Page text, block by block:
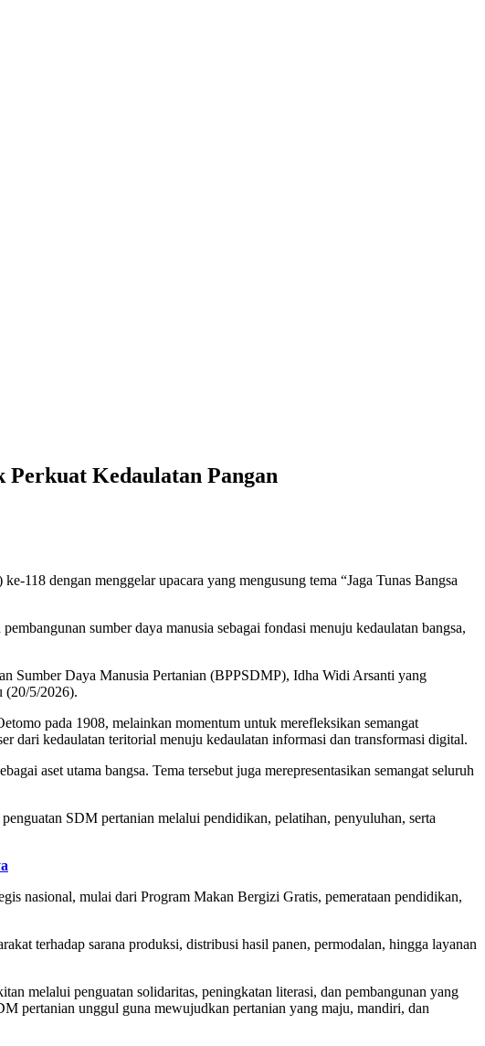
Perkuat Kedaulatan Pangan
dengan menggelar upacara yang mengusung tema “Jaga Tunas Bangsa
sumber daya manusia sebagai fondasi menuju kedaulatan bangsa,
Sumber Daya Manusia Pertanian (BPPSDMP), Idha Widi Arsanti yang
(20/5/2026).
pada 1908, melainkan momentum untuk merefleksikan semangat
dari kedaulatan teritorial menuju kedaulatan informasi dan transformasi digital.
aset utama bangsa. Tema tersebut juga merepresentasikan semangat seluruh
SDM pertanian melalui pendidikan, pelatihan, penyuluhan, serta
nasional, mulai dari Program Makan Bergizi Gratis, pemerataan pendidikan,
terhadap sarana produksi, distribusi hasil panen, permodalan, hingga layanan
melalui penguatan solidaritas, peningkatan literasi, dan pembangunan yang
pertanian unggul guna mewujudkan pertanian yang maju, mandiri, dan